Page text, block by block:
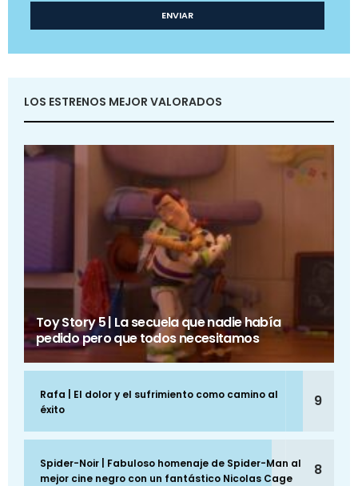
LOS ESTRENOS MEJOR VALORADOS
Toy Story 5 | La secuela que nadie había
pedido pero que todos necesitamos
Rafa | El dolor y el sufrimiento como camino al
éxito
9
Spider-Noir | Fabuloso homenaje de Spider-Man al
mejor cine negro con un fantástico Nicolas Cage
8